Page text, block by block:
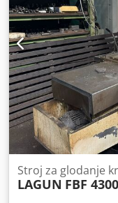
Stroj za glodanje
LAGUN FBF 4300